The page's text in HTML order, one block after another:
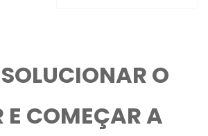
O
E COMEÇAR A